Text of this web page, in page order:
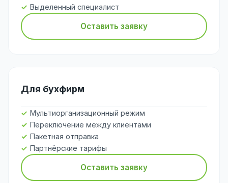
Выделенный специалист
Оставить заявку
Для бухфирм
Мультиорганизационный режим
Переключение между клиентами
Пакетная отправка
Партнёрские тарифы
Оставить заявку